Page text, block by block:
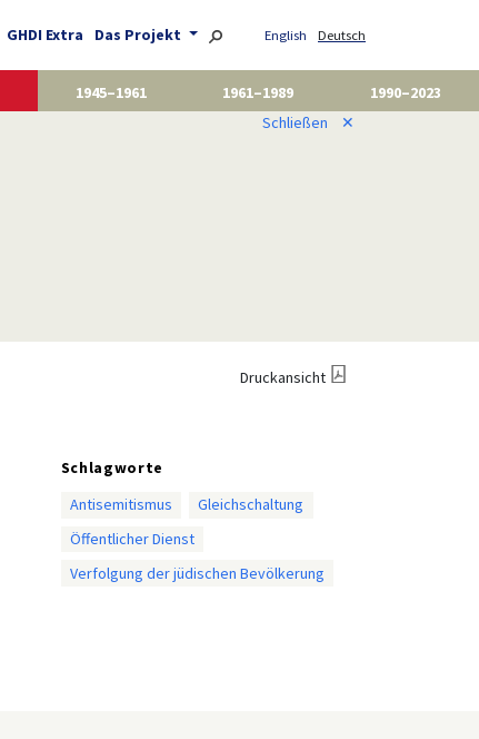
GHDI Extra Das Projekt English Deutsch
1945–1961 1961–1989
1990–2023
Schließen ✕
Druckansicht
Schlagworte
Antisemitismus
Gleichschaltung
Öffentlicher Dienst
Verfolgung der jüdischen Bevölkerung